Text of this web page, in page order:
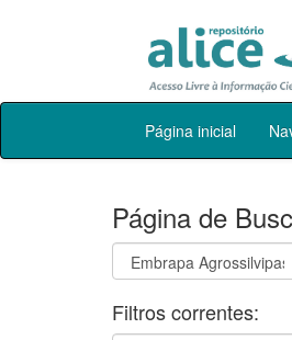
Skip
Página inicial
Página de
Filtros correntes: